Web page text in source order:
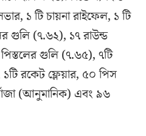
১ টি চায়না রাইফেল, ১ টি
গুলি (৭.৬২), ১৭ রাউন্ড
গুলি (৭.৬৫), ৭টি
১টি রকেট ফ্লেয়ার, ৫০ পিস
(আনুমানিক) এবং ৯৬